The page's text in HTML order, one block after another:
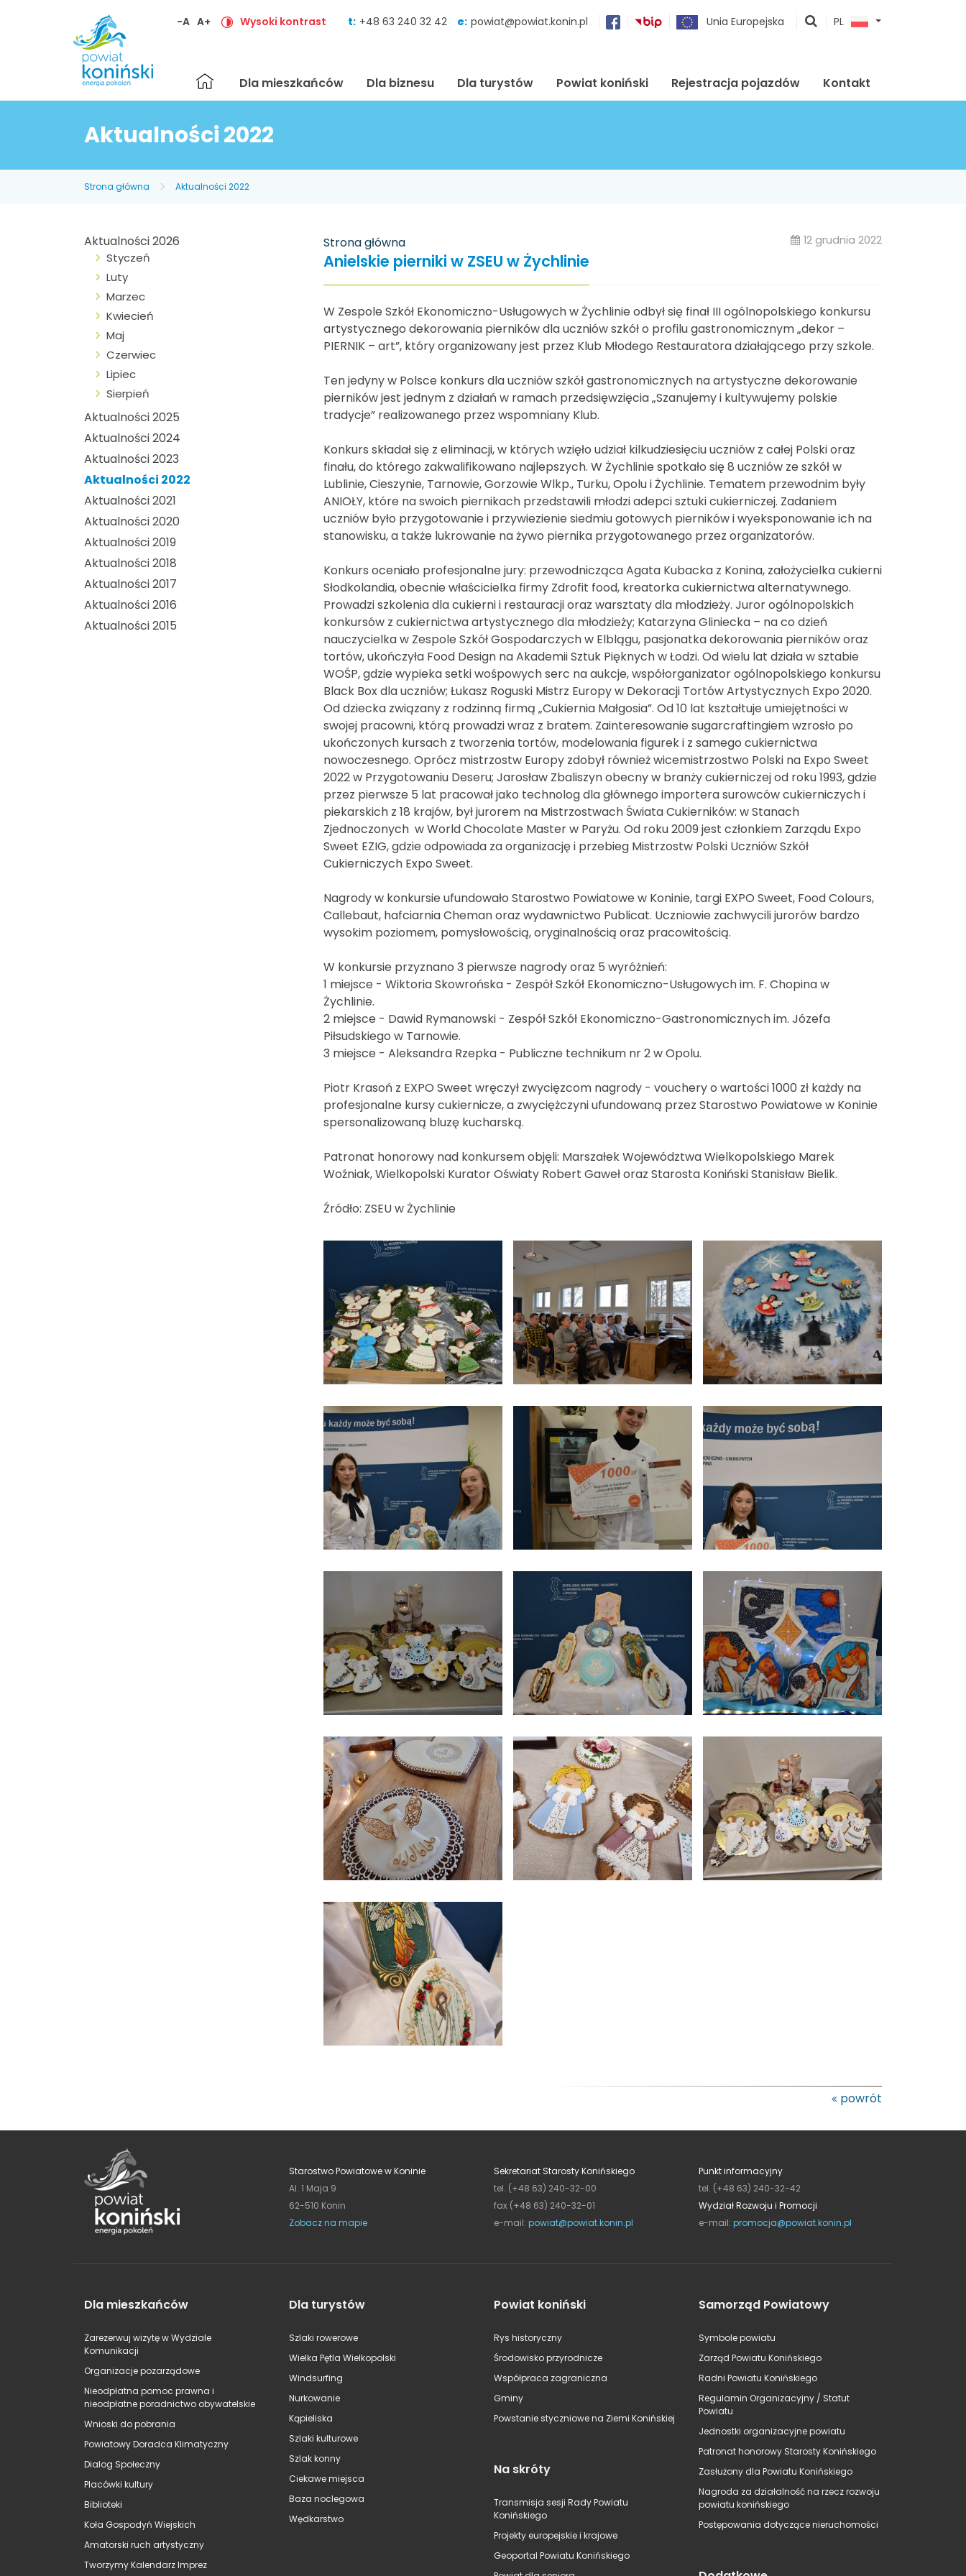
-A A+ Wysoki kontrast t: +48 63 240 32 42 e: powiat@powiat.konin.pl Unia Europejska
pokaż
PL
Strona
główna
Dla mieszkańców Dla biznesu Dla turystów Powiat koniński Rejestracja pojazdów Kontakt
Aktualności 2022
Strona główna Aktualności 2022
Aktualności 2026
Styczeń
Luty
Marzec
Kwiecień
Maj
Czerwiec
Lipiec
Sierpień
Aktualności 2025
Aktualności 2024
Aktualności 2023
Aktualności 2022
Aktualności 2021
Aktualności 2020
Aktualności 2019
Aktualności 2018
Aktualności 2017
Aktualności 2016
Aktualności 2015
Strona główna 12 grudnia 2022
Anielskie pierniki w ZSEU w Żychlinie
W Zespole Szkół Ekonomiczno-Usługowych w Żychlinie odbył się finał III ogólnopolskiego konkursu
artystycznego dekorowania pierników dla uczniów szkół o profilu gastronomicznym „dekor –
PIERNIK – art”, który organizowany jest przez Klub Młodego Restauratora działającego przy szkole.
Ten jedyny w Polsce konkurs dla uczniów szkół gastronomicznych na artystyczne dekorowanie
pierników jest jednym z działań w ramach przedsięwzięcia „Szanujemy i kultywujemy polskie
tradycje” realizowanego przez wspomniany Klub.
Konkurs składał się z eliminacji, w których wzięło udział kilkudziesięciu uczniów z całej Polski oraz
finału, do którego zakwalifikowano najlepszych. W Żychlinie spotkało się 8 uczniów ze szkół w
Lublinie, Cieszynie, Tarnowie, Gorzowie Wlkp., Turku, Opolu i Żychlinie. Tematem przewodnim były
ANIOŁY, które na swoich piernikach przedstawili młodzi adepci sztuki cukierniczej. Zadaniem
uczniów było przygotowanie i przywiezienie siedmiu gotowych pierników i wyeksponowanie ich na
stanowisku, a także lukrowanie na żywo piernika przygotowanego przez organizatorów.
Konkurs oceniało profesjonalne jury: przewodnicząca Agata Kubacka z Konina, założycielka cukierni
Słodkolandia, obecnie właścicielka firmy Zdrofit food, kreatorka cukiernictwa alternatywnego.
Prowadzi szkolenia dla cukierni i restauracji oraz warsztaty dla młodzieży. Juror ogólnopolskich
konkursów z cukiernictwa artystycznego dla młodzieży; Katarzyna Gliniecka – na co dzień
nauczycielka w Zespole Szkół Gospodarczych w Elblągu, pasjonatka dekorowania pierników oraz
tortów, ukończyła Food Design na Akademii Sztuk Pięknych w Łodzi. Od wielu lat działa w sztabie
WOŚP, gdzie wypieka setki wośpowych serc na aukcje, współorganizator ogólnopolskiego konkursu
Black Box dla uczniów; Łukasz Roguski Mistrz Europy w Dekoracji Tortów Artystycznych Expo 2020.
Od dziecka związany z rodzinną firmą „Cukiernia Małgosia”. Od 10 lat kształtuje umiejętności w
swojej pracowni, którą prowadzi wraz z bratem. Zainteresowanie sugarcraftingiem wzrosło po
ukończonych kursach z tworzenia tortów, modelowania figurek i z samego cukiernictwa
nowoczesnego. Oprócz mistrzostw Europy zdobył również wicemistrzostwo Polski na Expo Sweet
2022 w Przygotowaniu Deseru; Jarosław Zbaliszyn obecny w branży cukierniczej od roku 1993, gdzie
przez pierwsze 5 lat pracował jako technolog dla głównego importera surowców cukierniczych i
piekarskich z 18 krajów, był jurorem na Mistrzostwach Świata Cukierników: w Stanach
Zjednoczonych w World Chocolate Master w Paryżu. Od roku 2009 jest członkiem Zarządu Expo
Sweet EZIG, gdzie odpowiada za organizację i przebieg Mistrzostw Polski Uczniów Szkół
Cukierniczych Expo Sweet.
Nagrody w konkursie ufundowało Starostwo Powiatowe w Koninie, targi EXPO Sweet, Food Colours,
Callebaut, hafciarnia Cheman oraz wydawnictwo Publicat. Uczniowie zachwycili jurorów bardzo
wysokim poziomem, pomysłowością, oryginalnością oraz pracowitością.
W konkursie przyznano 3 pierwsze nagrody oraz 5 wyróżnień:
1 miejsce - Wiktoria Skowrońska - Zespół Szkół Ekonomiczno-Usługowych im. F. Chopina w
Żychlinie.
2 miejsce - Dawid Rymanowski - Zespół Szkół Ekonomiczno-Gastronomicznych im. Józefa
Piłsudskiego w Tarnowie.
3 miejsce - Aleksandra Rzepka - Publiczne technikum nr 2 w Opolu.
Piotr Krasoń z EXPO Sweet wręczył zwycięzcom nagrody - vouchery o wartości 1000 zł każdy na
profesjonalne kursy cukiernicze, a zwyciężczyni ufundowaną przez Starostwo Powiatowe w Koninie
spersonalizowaną bluzę kucharską.
Patronat honorowy nad konkursem objęli: Marszałek Województwa Wielkopolskiego Marek
Woźniak, Wielkopolski Kurator Oświaty Robert Gaweł oraz Starosta Koniński Stanisław Bielik.
Źródło: ZSEU w Żychlinie
powrót
Starostwo Powiatowe w Koninie
Al. 1 Maja 9
62-510 Konin
Zobacz na mapie
Sekretariat Starosty Konińskiego
tel. (+48 63) 240-32-00
fax (+48 63) 240-32-01
e-mail: powiat@powiat.konin.pl
Punkt informacyjny
tel. (+48 63) 240-32-42
Wydział Rozwoju i Promocji
e-mail: promocja@powiat.konin.pl
Dla mieszkańców
Zarezerwuj wizytę w Wydziale
Komunikacji
Organizacje pozarządowe
Nieodpłatna pomoc prawna i
nieodpłatne poradnictwo obywatelskie
Wnioski do pobrania
Powiatowy Doradca Klimatyczny
Dialog Społeczny
Placówki kultury
Biblioteki
Koła Gospodyń Wiejskich
Amatorski ruch artystyczny
Tworzymy Kalendarz Imprez
Dla turystów
Szlaki rowerowe
Wielka Pętla Wielkopolski
Windsurfing
Nurkowanie
Kąpieliska
Szlaki kulturowe
Szlak konny
Ciekawe miejsca
Baza noclegowa
Wędkarstwo
Powiat koniński
Rys historyczny
Środowisko przyrodnicze
Współpraca zagraniczna
Gminy
Powstanie styczniowe na Ziemi Konińskiej
Na skróty
Transmisja sesji Rady Powiatu
Konińskiego
Projekty europejskie i krajowe
Geoportal Powiatu Konińskiego
Samorząd Powiatowy
Symbole powiatu
Zarząd Powiatu Konińskiego
Radni Powiatu Konińskiego
Regulamin Organizacyjny / Statut
Powiatu
Jednostki organizacyjne powiatu
Patronat honorowy Starosty Konińskiego
Zasłużony dla Powiatu Konińskiego
Nagroda za działalność na rzecz rozwoju
powiatu konińskiego
Postępowania dotyczące nieruchomości